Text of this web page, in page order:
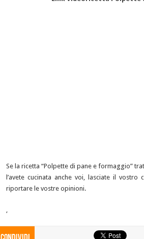
Se la ricetta “Polpette di pane e formaggio”
l’avete cucinata anche voi, lasciate il
riportare le vostre opinioni.
,